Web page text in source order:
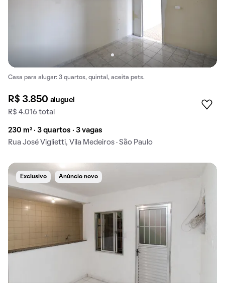
Casa para alugar: 3 quartos, quintal, aceita pets.
R$ 3.850 aluguel
R$ 4.016 total
230 m² · 3 quartos · 3 vagas
Rua José Viglietti, Vila Medeiros · São Paulo
Exclusivo Anúncio novo